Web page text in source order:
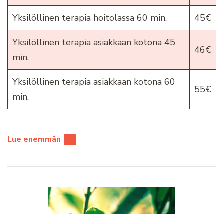
Yksilöllinen terapia hoitolassa 60 min. 45€
Yksilöllinen terapia asiakkaan kotona 45
min.
46€
Yksilöllinen terapia asiakkaan kotona 60
min.
55€
Lue enemmän